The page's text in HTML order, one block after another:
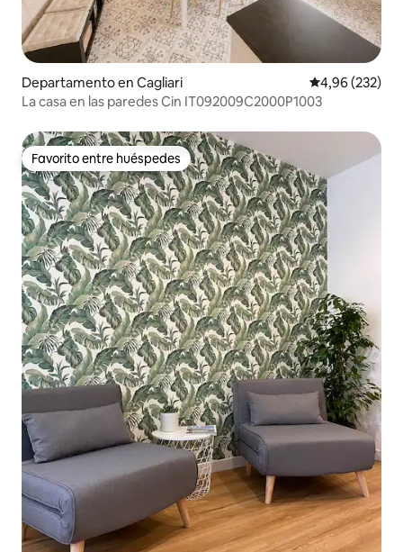
Departamento en Cagliari Calificación
4,96 (232)
La casa en las paredes Cin IT092009C2000P1003
Favorito entre huéspedes
Favorito entre huéspedes